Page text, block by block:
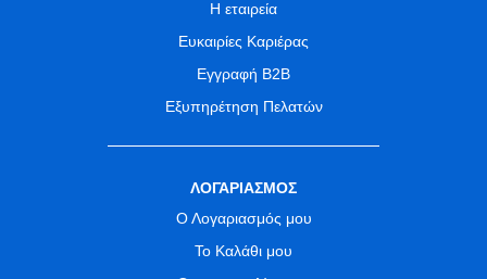
Η εταιρεία
Ευκαιρίες Καριέρας
Εγγραφή B2B
Εξυπηρέτηση Πελατών
ΛΟΓΑΡΙΑΣΜΟΣ
Ο Λογαριασμός μου
Το Καλάθι μου